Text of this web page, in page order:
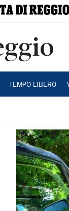
TEMPO LIBERO